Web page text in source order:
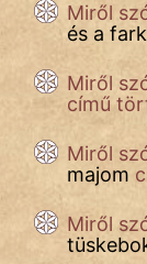
PSZICHO
ZENE
ÉLETMÓD
MAGYARSÁG
És
Miről
és a
Miről
című
Miről
majom
Miről